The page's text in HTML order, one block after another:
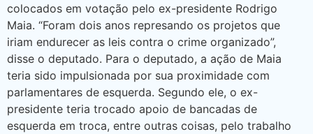
colocados em votação pelo ex-presidente Rodrigo
Maia. “Foram dois anos represando os projetos que
iriam endurecer as leis contra o crime organizado”,
disse o deputado. Para o deputado, a ação de Maia
teria sido impulsionada por sua proximidade com
parlamentares de esquerda. Segundo ele, o ex-
presidente teria trocado apoio de bancadas de
esquerda em troca, entre outras coisas, pelo trabalho